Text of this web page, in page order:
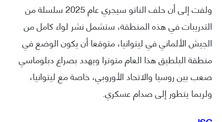
ولفت إلى أن حلف الناتو سيجري عام 2025 سلسلة من
التدريبات في هذه المنطقة، ستشمل نشر لواء كامل من
الجيش الألماني في ليتوانيا، متوقعا أن يكون الوضع في
منطقة البلطيق هذا العام متوترا ويهدد بصراع دبلوماسي
صعب بين روسيا والاتحاد الأوروبي، خاصة مع ليتوانيا،
ولربما يتطور إلى صدام عسكري.